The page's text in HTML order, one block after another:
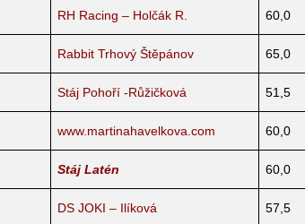
RH Racing – Holčák R. 60,0
Rabbit Trhový Štěpánov 65,0
Stáj Pohoří -Růžičková 51,5
www.martinahavelkova.com 60,0
Stáj Latén 60,0
DS JOKI – Ilíková 57,5